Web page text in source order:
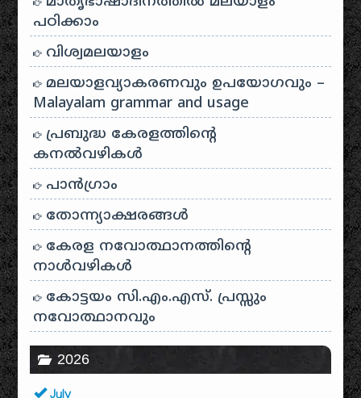
പഠിക്കാം
വിശ്വമലയാളം
മലയാളവ്യാകരണവും ഉപയോഗവും –
Malayalam grammar and usage
പ്രബുദ്ധ കേരളത്തിന്റെ
കനൽവഴികൾ
പാന്‍ഗ്രാം
തോന്ന്യാക്ഷരങ്ങള്‍
കേരള നവോത്ഥാനത്തിന്റെ
നാൾവഴികൾ
കോട്ടയം സി.എം.എസ്. പ്രസ്സും
നവോത്ഥാനവും
2026